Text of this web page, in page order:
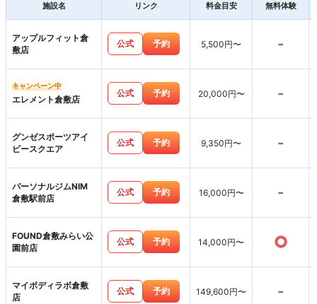
施設名 リンク 料金目安 無料体験
アップルフィット倉
敷店
公式 予約 5,500円〜 -
キャンペーン中
エレメント倉敷店
公式 予約 20,000円〜 -
グンゼスポーツアイ
ビースクエア
公式 予約 9,350円〜 -
パーソナルジムNIM
倉敷駅前店
公式 予約 16,000円〜 -
FOUND倉敷みらい公
園前店
公式 予約 14,000円〜 ○
マイボディラボ倉敷
店
公式 予約 149,600円〜 -